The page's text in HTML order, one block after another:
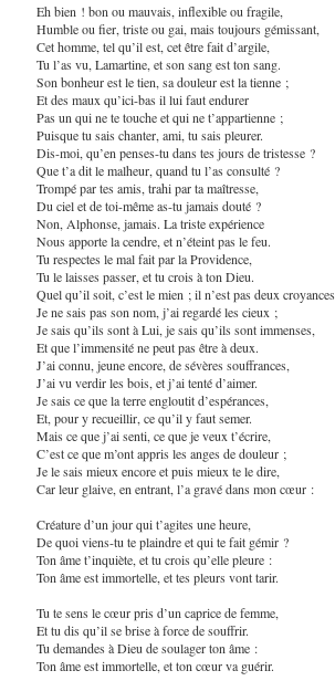
Eh bien ! bon ou mauvais, inflexible ou fragile,
Humble ou fier, triste ou gai, mais toujours gémissant,
Cet homme, tel qu’il est, cet être fait d’argile,
Tu l’as vu, Lamartine, et son sang est ton sang.
Son bonheur est le tien, sa douleur est la tienne ;
Et des maux qu’ici-bas il lui faut endurer
Pas un qui ne te touche et qui ne t’appartienne ;
Puisque tu sais chanter, ami, tu sais pleurer.
Dis-moi, qu’en penses-tu dans tes jours de tristesse ?
Que t’a dit le malheur, quand tu l’as consulté ?
Trompé par tes amis, trahi par ta maîtresse,
Du ciel et de toi-même as-tu jamais douté ?
Non, Alphonse, jamais. La triste expérience
Nous apporte la cendre, et n’éteint pas le feu.
Tu respectes le mal fait par la Providence,
Tu le laisses passer, et tu crois à ton Dieu.
Quel qu’il soit, c’est le mien ; il n’est pas deux croyances
Je ne sais pas son nom, j’ai regardé les cieux ;
Je sais qu’ils sont à Lui, je sais qu’ils sont immenses,
Et que l’immensité ne peut pas être à deux.
J’ai connu, jeune encore, de sévères souffrances,
J’ai vu verdir les bois, et j’ai tenté d’aimer.
Je sais ce que la terre engloutit d’espérances,
Et, pour y recueillir, ce qu’il y faut semer.
Mais ce que j’ai senti, ce que je veux t’écrire,
C’est ce que m’ont appris les anges de douleur ;
Je le sais mieux encore et puis mieux te le dire,
Car leur glaive, en entrant, l’a gravé dans mon cœur :
Créature d’un jour qui t’agites une heure,
De quoi viens-tu te plaindre et qui te fait gémir ?
Ton âme t’inquiète, et tu crois qu’elle pleure :
Ton âme est immortelle, et tes pleurs vont tarir.
Tu te sens le cœur pris d’un caprice de femme,
Et tu dis qu’il se brise à force de souffrir.
Tu demandes à Dieu de soulager ton âme :
Ton âme est immortelle, et ton cœur va guérir.